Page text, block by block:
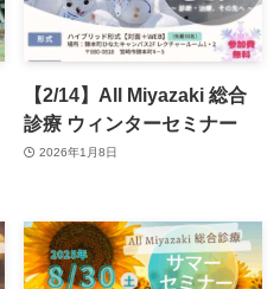
【2/14】All Miyazaki 総合
診療 ウィンターセミナー
2026年1月8日